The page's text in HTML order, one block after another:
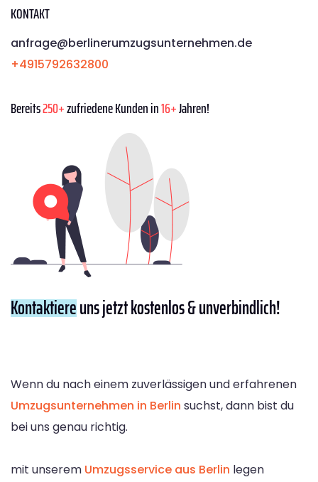
KONTAKT
anfrage@berlinerumzugsunternehmen.de
+4915792632800
Bereits250+zufriedene Kunden in16+Jahren!
Kontaktiereuns jetzt kostenlos & unverbindlich!
Wenn du nach einem zuverlässigen und erfahrenen
Umzugsunternehmen in Berlin suchst, dann bist du
bei uns genau richtig.
mit unserem Umzugsservice aus Berlin legen